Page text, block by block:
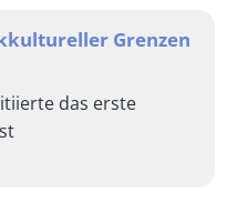
Grenzen
das erste